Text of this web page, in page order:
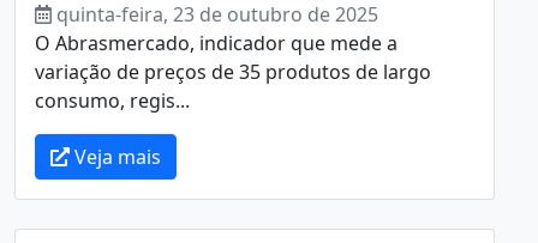
quinta-feira, 23 de outubro de 2025
O Abrasmercado, indicador que mede a
variação de preços de 35 produtos de largo
consumo, regis...
Veja mais